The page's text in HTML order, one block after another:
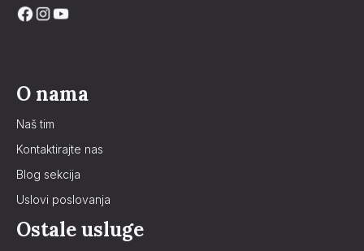
O nama
Naš tim
Kontaktirajte nas
Blog sekcija
Uslovi poslovanja
Ostale usluge